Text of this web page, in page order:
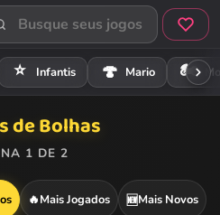
⭐ Infantis 🍄 Mario 🏍️
de Bolhas
1 DE 2
🔥Mais Jogados 🆕Mais Novos